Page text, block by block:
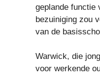
geplande functie
bezuiniging zou
van de
Warwick, die
voor werkende